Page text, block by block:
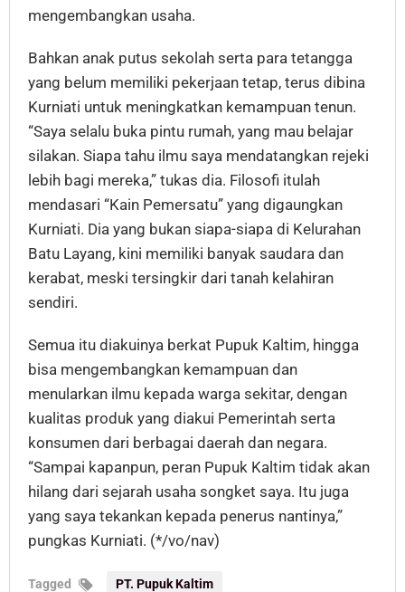
mengembangkan usaha.
Bahkan anak putus sekolah serta para tetangga
yang belum memiliki pekerjaan tetap, terus dibina
Kurniati untuk meningkatkan kemampuan tenun.
“Saya selalu buka pintu rumah, yang mau belajar
silakan. Siapa tahu ilmu saya mendatangkan rejeki
lebih bagi mereka,” tukas dia. Filosofi itulah
mendasari “Kain Pemersatu” yang digaungkan
Kurniati. Dia yang bukan siapa-siapa di Kelurahan
Batu Layang, kini memiliki banyak saudara dan
kerabat, meski tersingkir dari tanah kelahiran
sendiri.
Semua itu diakuinya berkat Pupuk Kaltim, hingga
bisa mengembangkan kemampuan dan
menularkan ilmu kepada warga sekitar, dengan
kualitas produk yang diakui Pemerintah serta
konsumen dari berbagai daerah dan negara.
“Sampai kapanpun, peran Pupuk Kaltim tidak akan
hilang dari sejarah usaha songket saya. Itu juga
yang saya tekankan kepada penerus nantinya,”
pungkas Kurniati. (*/vo/nav)
Tagged PT. Pupuk Kaltim